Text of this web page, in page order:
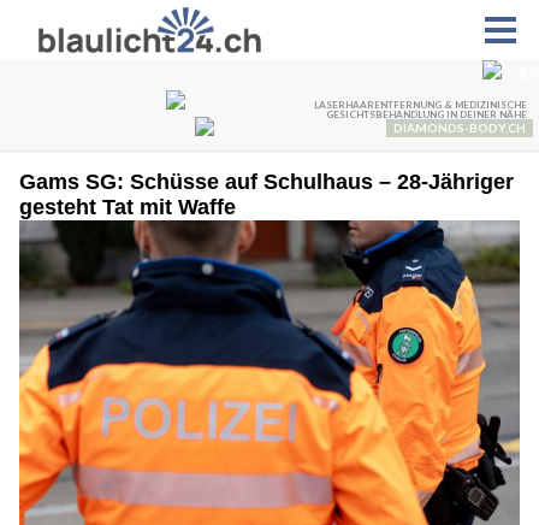
Gams SG: Schüsse auf Schulhaus – 28-Jähriger
gesteht Tat mit Waffe